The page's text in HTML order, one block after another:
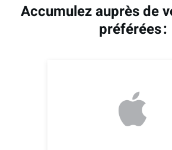
Accumulez auprès de
préférées :